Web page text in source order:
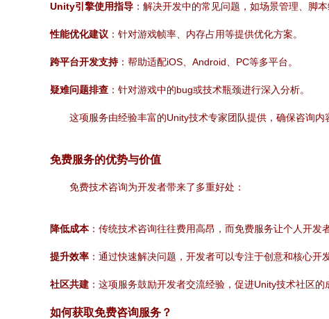
Unity引擎使用指导 ：解决开发中的常见问题，如场景管理、脚本
性能优化建议 ：针对游戏帧率、内存占用等提供优化方案。
跨平台开发支持：帮助适配iOS、Android、PC等多平台。
疑难问题排查 ：针对游戏中的bug或技术瓶颈进行深入分析。
这项服务由经验丰富的Unity技术专家团队提供，确保咨询内
免费服务的优势与价值
免费技术咨询为开发者带来了多重好处：
降低成本：传统技术咨询往往费用高昂，而免费服务让个人开发
提升效率 ：通过快速解决问题，开发者可以专注于创意和核心开
社区共建 ：这项服务鼓励开发者交流经验，促进Unity技术社区的
如何获取免费咨询服务？